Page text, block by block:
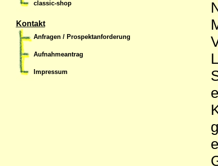
classic-shop
Kontakt
Anfragen / Prospektanforderung
Aufnahmeantrag
Impressum